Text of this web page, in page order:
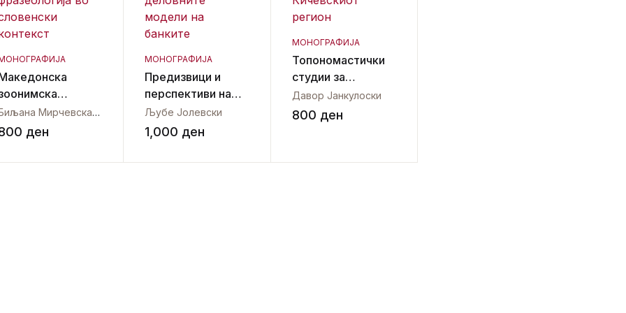
во Биљана Мирчевска-Бошева Катерина Велјановска
ден
МОНОГРАФИЈА
Предизвици и
перспективи на
деловните
модели на
Љубе Јолевски
1,000 ден
МОНОГРАФИЈА
Топономастички
студии за
Кичевскиот
регион
Давор Јанкулоски
800 ден